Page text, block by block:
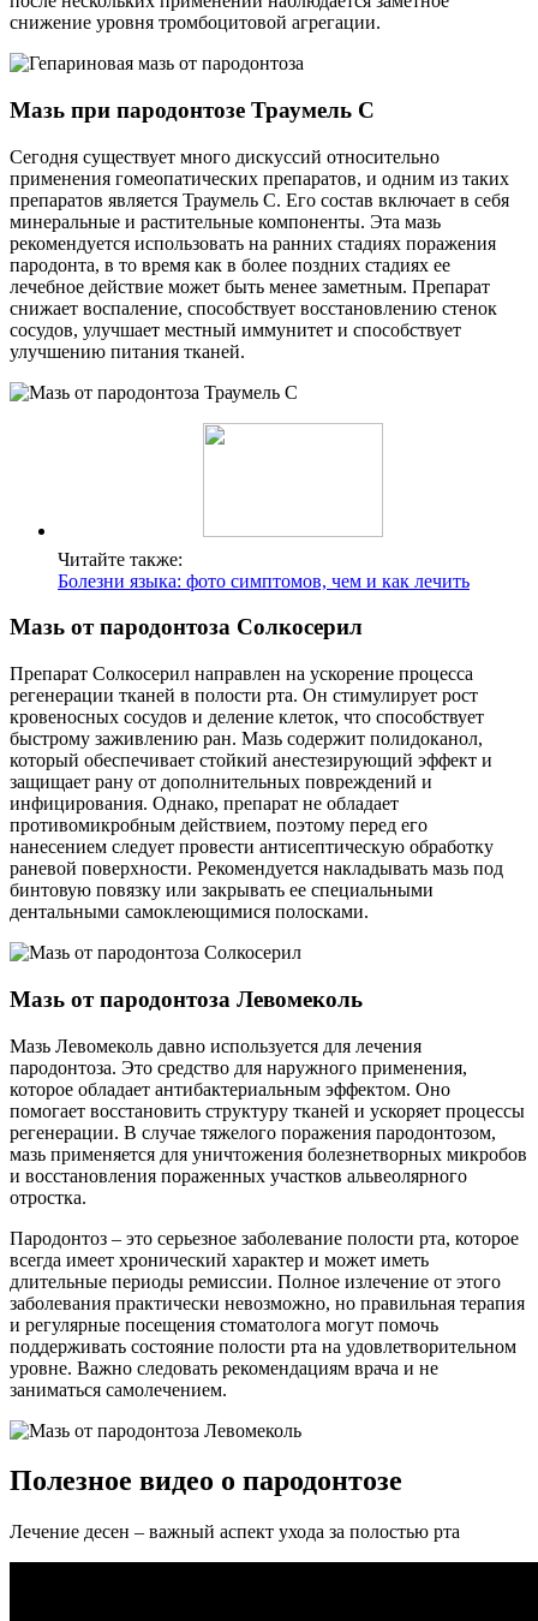
снижение уровня тромбоцитовой агрегации.
Мазь при пародонтозе Траумель С
Сегодня существует много дискуссий относительно
применения гомеопатических препаратов, и одним из таких
препаратов является Траумель С. Его состав включает в себя
минеральные и растительные компоненты. Эта мазь
рекомендуется использовать на ранних стадиях поражения
пародонта, в то время как в более поздних стадиях ее
лечебное действие может быть менее заметным. Препарат
снижает воспаление, способствует восстановлению стенок
сосудов, улучшает местный иммунитет и способствует
улучшению питания тканей.
Читайте также:
Болезни языка: фото симптомов, чем и как лечить
Мазь от пародонтоза Солкосерил
Препарат Солкосерил направлен на ускорение процесса
регенерации тканей в полости рта. Он стимулирует рост
кровеносных сосудов и деление клеток, что способствует
быстрому заживлению ран. Мазь содержит полидоканол,
который обеспечивает стойкий анестезирующий эффект и
защищает рану от дополнительных повреждений и
инфицирования. Однако, препарат не обладает
противомикробным действием, поэтому перед его
нанесением следует провести антисептическую обработку
раневой поверхности. Рекомендуется накладывать мазь под
бинтовую повязку или закрывать ее специальными
дентальными самоклеющимися полосками.
Мазь от пародонтоза Левомеколь
Мазь Левомеколь давно используется для лечения
пародонтоза. Это средство для наружного применения,
которое обладает антибактериальным эффектом. Оно
помогает восстановить структуру тканей и ускоряет процессы
регенерации. В случае тяжелого поражения пародонтозом,
мазь применяется для уничтожения болезнетворных микробов
и восстановления пораженных участков альвеолярного
отростка.
Пародонтоз – это серьезное заболевание полости рта, которое
всегда имеет хронический характер и может иметь
длительные периоды ремиссии. Полное излечение от этого
заболевания практически невозможно, но правильная терапия
и регулярные посещения стоматолога могут помочь
поддерживать состояние полости рта на удовлетворительном
уровне. Важно следовать рекомендациям врача и не
заниматься самолечением.
Полезное видео о пародонтозе
Лечение десен – важный аспект ухода за полостью рта